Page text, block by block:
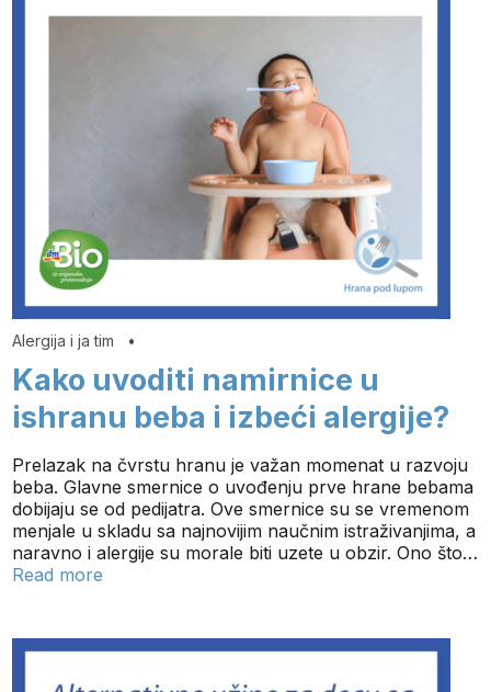
Alergija i ja tim •
Kako uvoditi namirnice u
ishranu beba i izbeći alergije?
Prelazak na čvrstu hranu je važan momenat u razvoju
beba. Glavne smernice o uvođenju prve hrane bebama
dobijaju se od pedijatra. Ove smernice su se vremenom
menjale u skladu sa najnovijim naučnim istraživanjima, a
naravno i alergije su morale biti uzete u obzir. Ono što…
Read more